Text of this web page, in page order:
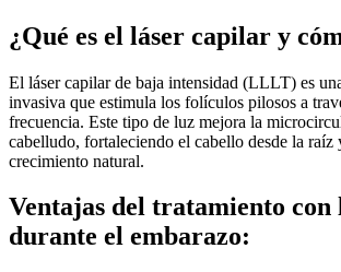
¿Qué es el láser capilar y
El láser capilar de baja intensidad (LLLT) es
invasiva que estimula los folículos pilosos a
frecuencia. Este tipo de luz mejora la
cabelludo, fortaleciendo el cabello desde la raíz
crecimiento natural.
Ventajas del tratamiento
durante el embarazo: